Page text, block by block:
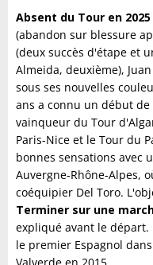
Absent du Tour en 2025
(abandon sur blessure
(deux succès d'étape et
Almeida, deuxième),
sous ses nouvelles
ans a connu un début
vainqueur du Tour
Paris-Nice et le Tour du
bonnes sensations avec
Auvergne-Rhône-Alpes,
coéquipier Del Toro.
Terminer sur une
expliqué avant le
le premier Espagnol
Valverde en 2015.